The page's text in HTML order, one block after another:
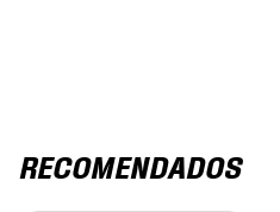
RECOMENDADOS